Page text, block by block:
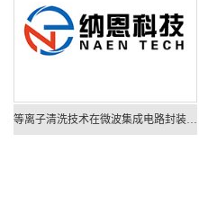
等离子清洗技术在微波集成电路封装中的应用